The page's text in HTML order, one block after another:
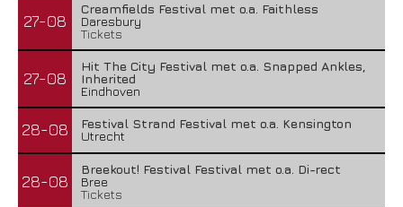
27-08
Creamfields Festival met o.a. Faithless
Daresbury
Tickets
27-08
Hit The City Festival met o.a. Snapped Ankles,
Inherited
Eindhoven
28-08
Festival Strand Festival met o.a. Kensington
Utrecht
28-08
Breekout! Festival Festival met o.a. Di-rect
Bree
Tickets